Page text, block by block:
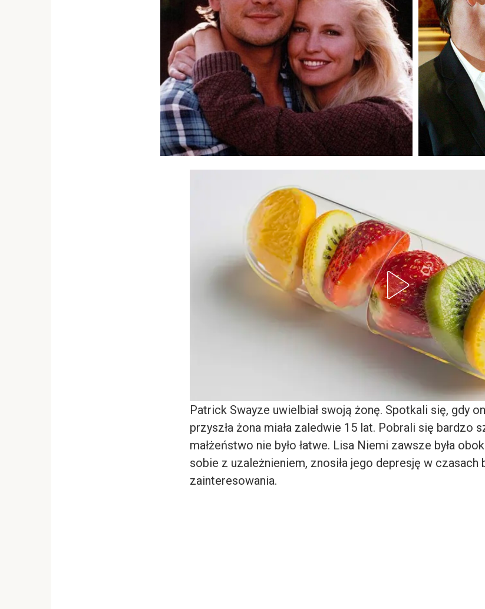
Patrick Swayze uwielbiał swoją żonę. Spotkali się, gdy
przyszła żona miała zaledwie 15 lat. Pobrali się bardzo
małżeństwo nie było łatwe. Lisa Niemi zawsze była
sobie z uzależnieniem, znosiła jego depresję w czasach
zainteresowania.